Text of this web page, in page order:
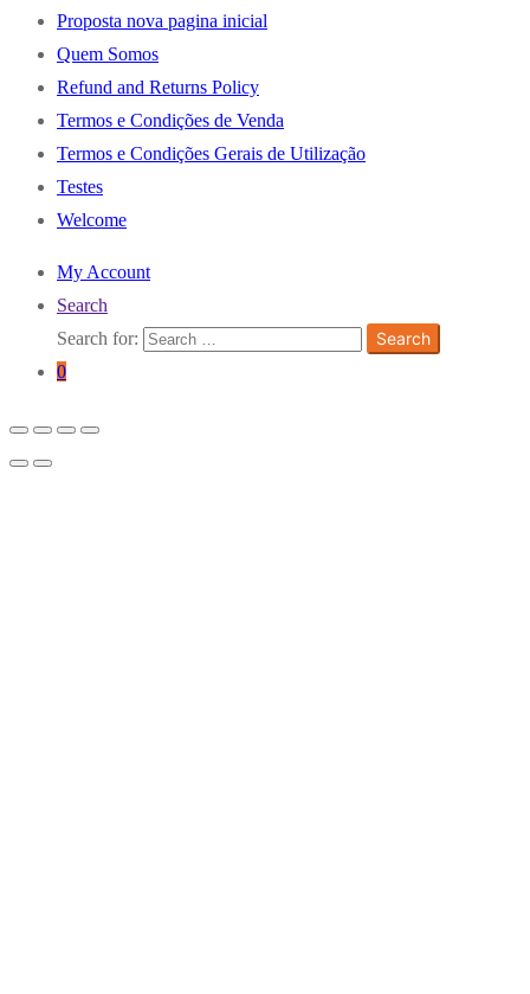
Proposta nova pagina inicial
Quem Somos
Refund and Returns Policy
Termos e Condições de Venda
Termos e Condições Gerais de Utilização
Testes
Welcome
My Account
Search
Search for:
Search
0